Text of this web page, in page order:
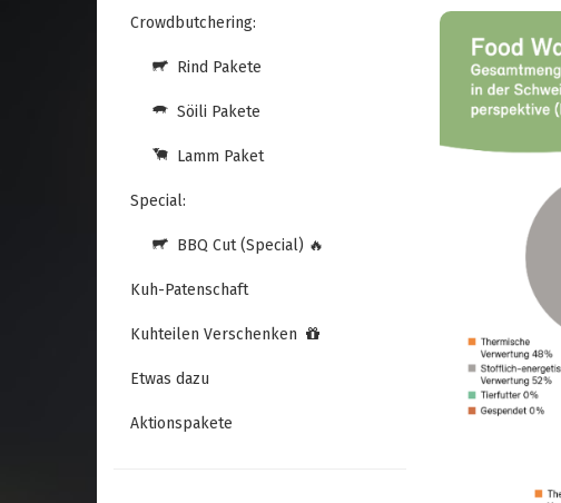
Crowdbutchering:
Rind Pakete
Söili Pakete
Lamm Paket
Special:
BBQ Cut (Special) 🔥
Kuh-Patenschaft
Kuhteilen Verschenken
Etwas dazu
Aktionspakete